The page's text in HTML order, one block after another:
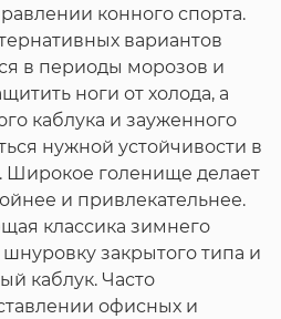
конного спорта.
вариантов
в периоды морозов и
ноги от холода, а
каблука и зауженного
нужной устойчивости в
Широкое голенище делает
и привлекательнее.
классика зимнего
закрытого типа и
каблук. Часто
офисных и